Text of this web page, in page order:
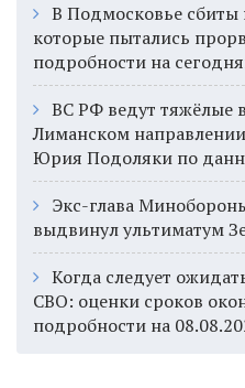
В Подмосковье сбиты
которые пытались
подробности на
ВС РФ ведут тяжёлые
Лиманском
Юрия Подоляки по
Экс-глава
выдвинул ультиматум
Когда следует
СВО: оценки сроков
подробности на